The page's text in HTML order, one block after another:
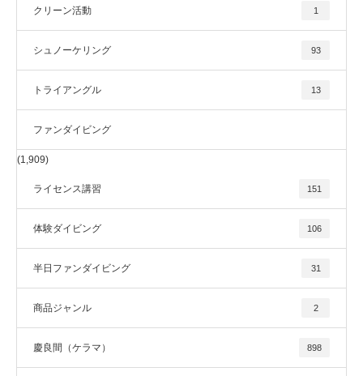
クリーン活動 1
シュノーケリング 93
トライアングル 13
ファンダイビング
(1,909)
ライセンス講習 151
体験ダイビング 106
半日ファンダイビング 31
商品ジャンル 2
慶良間（ケラマ） 898